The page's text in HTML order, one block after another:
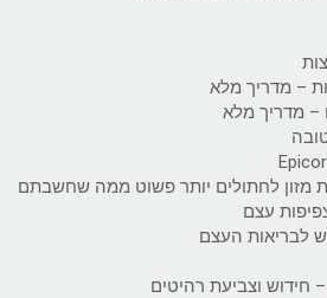
– מדריך מלא
– מדריך מלא
מזון לחתולים יותר פשוט ממה שחשבתם
עצם
לבריאות העצם
חידוש וצביעת רהיטים